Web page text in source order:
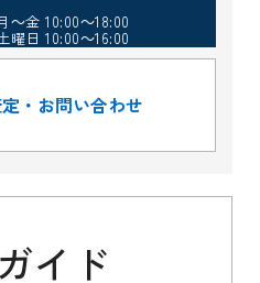
～金 10:00～18:00
曜日 10:00～16:00
・お問い合わせ
イド